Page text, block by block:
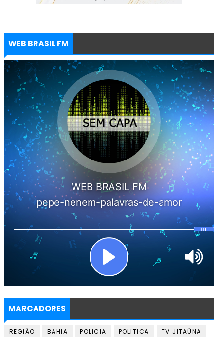
WEB BRASIL FM
MARCADORES
REGIÃO BAHIA POLICIA POLITICA
TV JITAÚNA